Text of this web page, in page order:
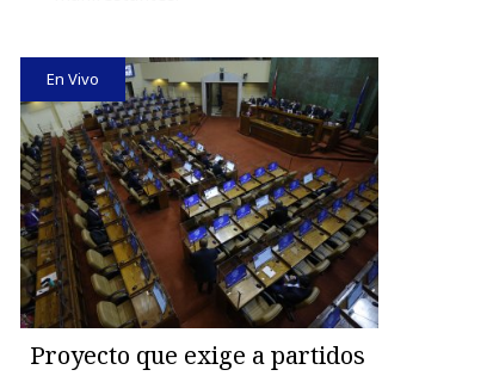
En Vivo
Proyecto que exige a partidos